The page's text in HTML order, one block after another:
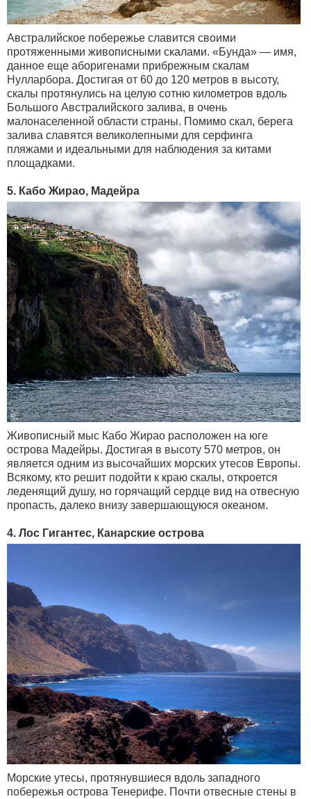
Австралийское побережье славится своими
протяженными живописными скалами. «Бунда» — имя,
данное еще аборигенами прибрежным скалам
Нулларбора. Достигая от 60 до 120 метров в высоту,
скалы протянулись на целую сотню километров вдоль
Большого Австралийского залива, в очень
малонаселенной области страны. Помимо скал, берега
залива славятся великолепными для серфинга
пляжами и идеальными для наблюдения за китами
площадками.
5. Кабо Жирао, Мадейра
Живописный мыс Кабо Жирао расположен на юге
острова Мадейры. Достигая в высоту 570 метров, он
является одним из высочайших морских утесов Европы.
Всякому, кто решит подойти к краю скалы, откроется
леденящий душу, но горячащий сердце вид на отвесную
пропасть, далеко внизу завершающуюся океаном.
4. Лос Гигантес, Канарские острова
Морские утесы, протянувшиеся вдоль западного
побережья острова Тенерифе. Почти отвесные стены в